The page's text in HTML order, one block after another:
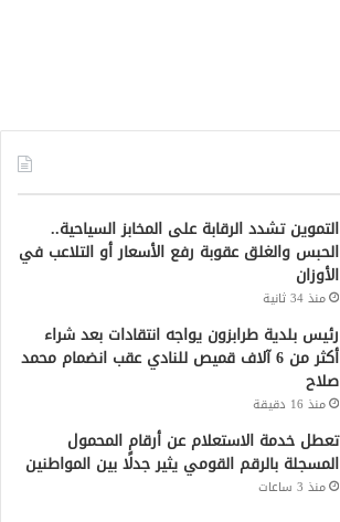
التموين تشدد الرقابة على المخابز السياحية..
الحبس والغلق عقوبة رفع الأسعار أو التلاعب في
الأوزان
منذ 34 ثانية
رئيس بلدية طرابزون يواجه انتقادات بعد شراء
أكثر من 6 آلاف قميص للنادي عقب انضمام محمد
صلاح
منذ 16 دقيقة
تعطل خدمة الاستعلام عن أرقام المحمول
المسجلة بالرقم القومي يثير جدلًا بين المواطنين
منذ 3 ساعات